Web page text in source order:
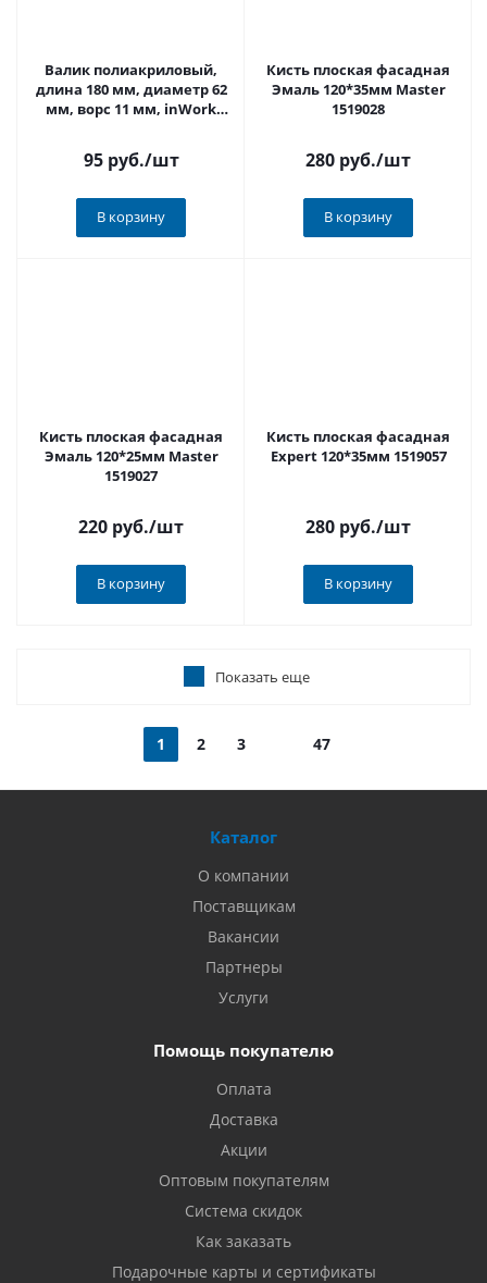
Валик полиакриловый,
длина 180 мм, диаметр 62
мм, ворс 11 мм, inWork
95 руб./шт
В корзину
Кисть плоская фасадная
Эмаль 120*35мм Master
1519028
280 руб./шт
В корзину
Кисть плоская фасадная
Эмаль 120*25мм Master
1519027
220 руб./шт
В корзину
Кисть плоская фасадная
Expert 120*35мм 1519057
280 руб./шт
В корзину
Показать еще
1 2 3 47
Каталог
О компании
Поставщикам
Вакансии
Партнеры
Услуги
Помощь покупателю
Оплата
Доставка
Акции
Оптовым покупателям
Система скидок
Как заказать
Подарочные карты и сертификаты